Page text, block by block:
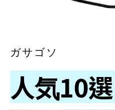
ガサゴソ
人気10選